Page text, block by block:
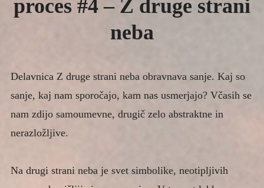
Ključi za preobrazbeni proces #2 –
Strahovi in obrambni mehanizmi
Ključi za preobrazbeni proces #4 – Z
Ključi za preobrazbeni proces #5 –
Ustvarjalni proces
Pogovori se sam s seboj
Kako sijati svoje Sonce
proces #4 – Z druge strani
neba
Delavnica Z druge strani neba obravnava sanje. Kaj so
sanje, kaj nam sporočajo, kam nas usmerjajo? Včasih se
nam zdijo samoumevne, drugič zelo abstraktne in
nerazložljive.
Na drugi strani neba je svet simbolike, neotipljivih